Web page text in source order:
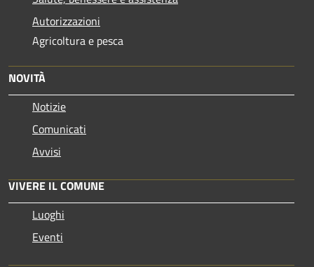
Autorizzazioni
Agricoltura e pesca
NOVITÀ
Notizie
Comunicati
Avvisi
VIVERE IL COMUNE
Luoghi
Eventi